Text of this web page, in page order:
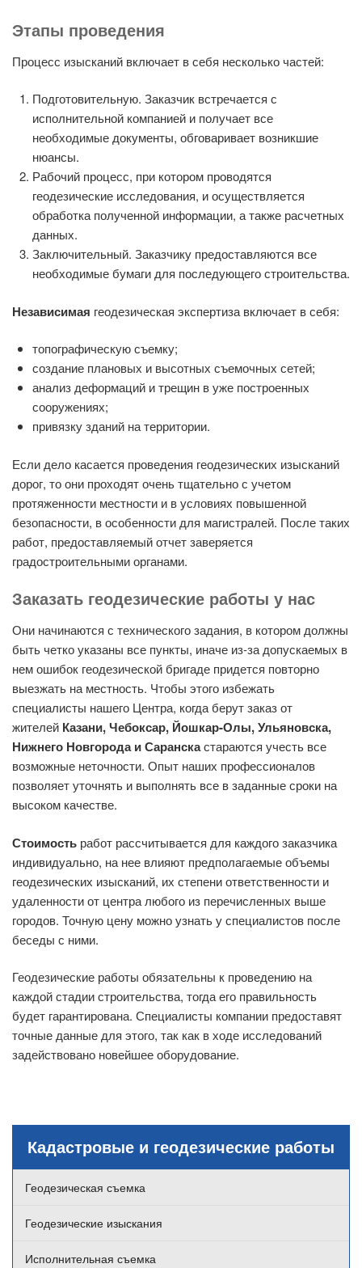
Кадастровые и геодезические работы
Геодезическая съемка
Геодезические изыскания
Исполнительная съемка
Этапы проведения
Процесс изысканий включает в себя несколько частей:
Подготовительную. Заказчик встречается с
исполнительной компанией и получает все
необходимые документы, обговаривает возникшие
нюансы.
Рабочий процесс, при котором проводятся
геодезические исследования, и осуществляется
обработка полученной информации, а также расчетных
данных.
Заключительный. Заказчику предоставляются все
необходимые бумаги для последующего строительства.
Независимая геодезическая экспертиза включает в себя:
топографическую съемку;
создание плановых и высотных съемочных сетей;
анализ деформаций и трещин в уже построенных
сооружениях;
привязку зданий на территории.
Если дело касается проведения геодезических изысканий
дорог, то они проходят очень тщательно с учетом
протяженности местности и в условиях повышенной
безопасности, в особенности для магистралей. После таких
работ, предоставляемый отчет заверяется
градостроительными органами.
Заказать геодезические работы у нас
Они начинаются с технического задания, в котором должны
быть четко указаны все пункты, иначе из-за допускаемых в
нем ошибок геодезической бригаде придется повторно
выезжать на местность. Чтобы этого избежать
специалисты нашего Центра, когда берут заказ от
жителей Казани, Чебоксар, Йошкар-Олы, Ульяновска,
Нижнего Новгорода и Саранскастараются учесть все
возможные неточности. Опыт наших профессионалов
позволяет уточнять и выполнять все в заданные сроки на
высоком качестве.
Стоимость работ рассчитывается для каждого заказчика
индивидуально, на нее влияют предполагаемые объемы
геодезических изысканий, их степени ответственности и
удаленности от центра любого из перечисленных выше
городов. Точную цену можно узнать у специалистов после
беседы с ними.
Геодезические работы обязательны к проведению на
каждой стадии строительства, тогда его правильность
будет гарантирована. Специалисты компании предоставят
точные данные для этого, так как в ходе исследований
задействовано новейшее оборудование.